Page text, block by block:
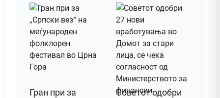
Гран при за
Советот одобри